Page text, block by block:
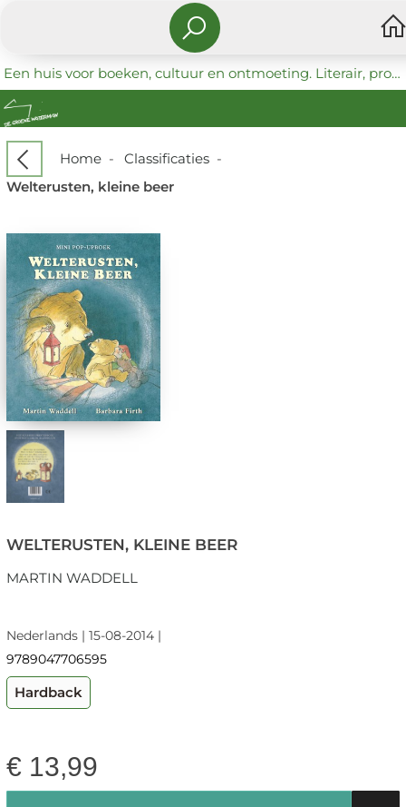
Een huis voor boeken, cultuur en ontmoeting. Literair, progressief en coöperatief.
Home- Classificaties-
Welterusten, kleine beer
WELTERUSTEN, KLEINE BEER
MARTIN WADDELL
Nederlands | 15-08-2014 |
9789047706595
Hardback
€ 13,99